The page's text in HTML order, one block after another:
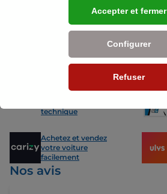
de conducteurs. Jeunes permis,
conducteurs expérimentés,
malussés ou résiliés : nous avons
des solutions pour chacun.
-15% sur votre
technique
Achetez et vendez
votre voiture
facilement
Nos avis
Refuser
Configurer
Accepter et fermer